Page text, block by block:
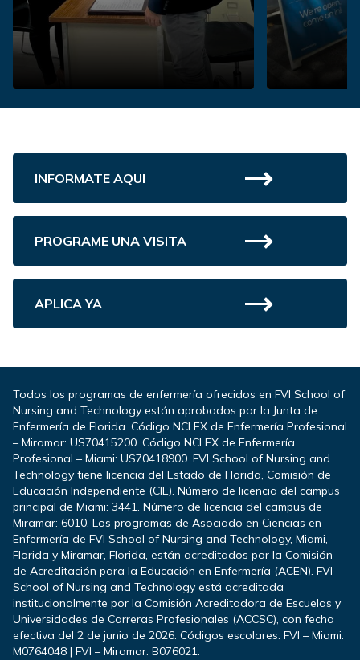
INFORMATE AQUI
PROGRAME UNA VISITA
APLICA YA
Todos los programas de enfermería ofrecidos en FVI School of
Nursing and Technology están aprobados por la Junta de
Enfermería de Florida. Código NCLEX de Enfermería Profesional
– Miramar: US70415200. Código NCLEX de Enfermería
Profesional – Miami: US70418900. FVI School of Nursing and
Technology tiene licencia del Estado de Florida, Comisión de
Educación Independiente (CIE). Número de licencia del campus
principal de Miami: 3441. Número de licencia del campus de
Miramar: 6010. Los programas de Asociado en Ciencias en
Enfermería de FVI School of Nursing and Technology, Miami,
Florida y Miramar, Florida, están acreditados por la Comisión
de Acreditación para la Educación en Enfermería (ACEN). FVI
School of Nursing and Technology está acreditada
institucionalmente por la Comisión Acreditadora de Escuelas y
Universidades de Carreras Profesionales (ACCSC), con fecha
efectiva del 2 de junio de 2026. Códigos escolares: FVI – Miami:
M0764048 | FVI – Miramar: B076021.